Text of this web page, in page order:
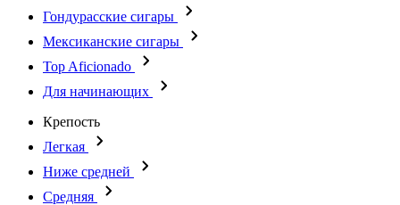
Гондурасские сигары
Мексиканские сигары
Top Aficionado
Для начинающих
Крепость
Легкая
Ниже средней
Средняя